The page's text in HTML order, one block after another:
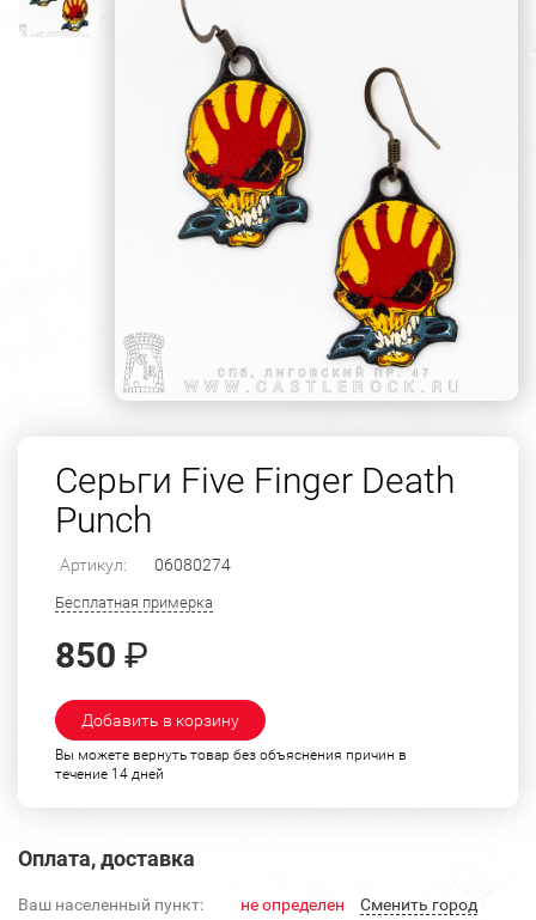
Серьги Five Finger Death
Punch
Артикул: 06080274
Бесплатная примерка
850 ₽
Добавить в корзину
Вы можете вернуть товар без объяснения причин в
течение 14 дней
Оплата, доставка
Ваш населенный пункт: не определен Cменить город